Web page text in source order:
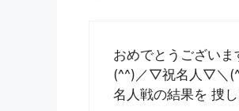
おめでとうござい
(^^)／▽祝名人▽＼
名人戦の結果を 捜